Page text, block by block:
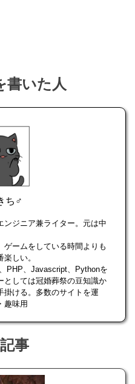
書いた人
ち♂
ンジニア兼ライター。元は中
ームをしている時間よりも
しい。
PHP、Javascript、Pythonを
としては冠婚葬祭の豆知識か
掛ける。多数のサイトを運
趣味用
事